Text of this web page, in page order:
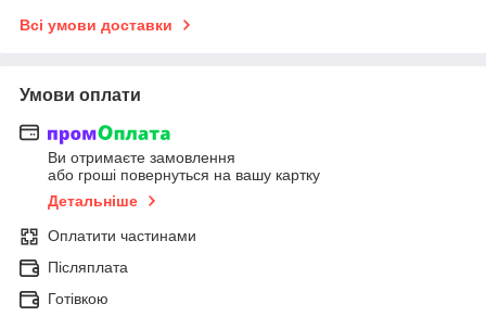
Всі умови доставки
Умови оплати
Ви отримаєте замовлення
або гроші повернуться на вашу картку
Детальніше
Оплатити частинами
Післяплата
Готівкою